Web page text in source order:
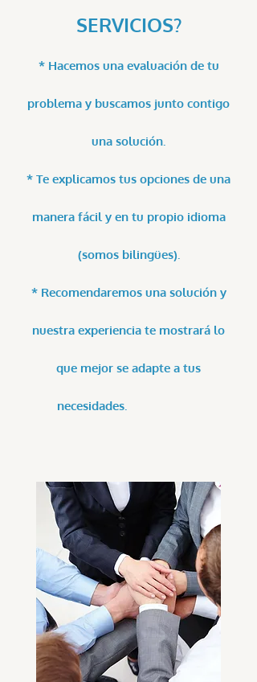
SERVICIOS?
* Hacemos una evaluación de tu
problema y buscamos junto contigo
una solución.
* Te explicamos tus opciones de una
manera fácil y en tu propio idioma
(somos bilingües).
* Recomendaremos una solución y
nuestra experiencia te mostrará lo
que mejor se adapte a tus
necesidades.